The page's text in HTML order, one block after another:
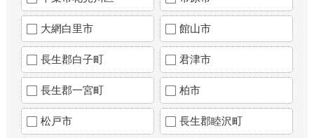
大網白里市 館山市
長生郡白子町 君津市
長生郡一宮町 柏市
松戸市 長生郡睦沢町